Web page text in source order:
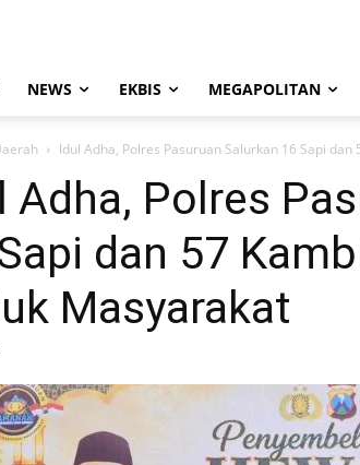
NEWS EKBIS MEGAPOLITAN
Idul Adha, Polres Pasuruan Salurkan 16 Sapi dan
Adha, Polres
dan 57
Masyarakat